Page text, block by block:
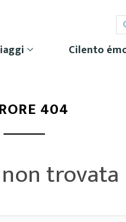
Cilento
404
trovata